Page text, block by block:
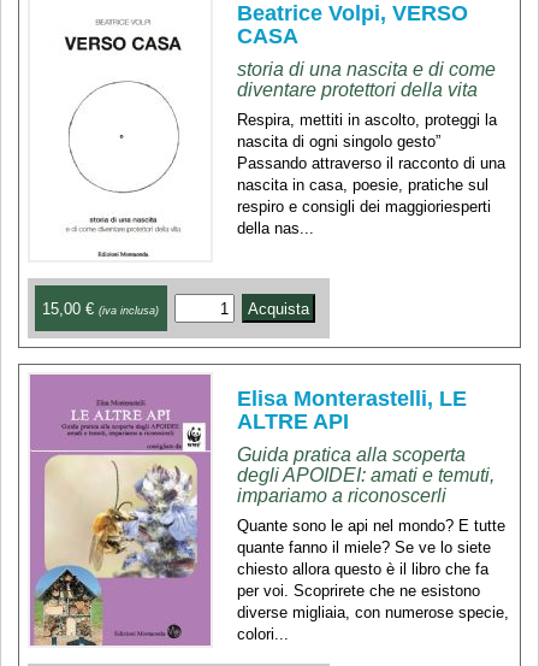
Beatrice Volpi, VERSO
CASA
storia di una nascita e di come
diventare protettori della vita
Respira, mettiti in ascolto, proteggi la
nascita di ogni singolo gesto”
Passando attraverso il racconto di una
nascita in casa, poesie, pratiche sul
respiro e consigli dei maggioriesperti
della nas...
15,00 € (iva inclusa)
Elisa Monterastelli, LE
ALTRE API
Guida pratica alla scoperta
degli APOIDEI: amati e temuti,
impariamo a riconoscerli
Quante sono le api nel mondo? E tutte
quante fanno il miele? Se ve lo siete
chiesto allora questo è il libro che fa
per voi. Scoprirete che ne esistono
diverse migliaia, con numerose specie,
colori...